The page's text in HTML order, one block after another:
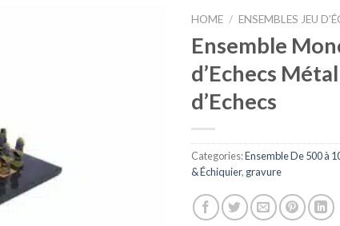
HOME / ENSEMBLES JEU
Ensemble
d’Echecs
d’Echecs
Categories:Ensemble De 500 à
& Échiquier, gravure